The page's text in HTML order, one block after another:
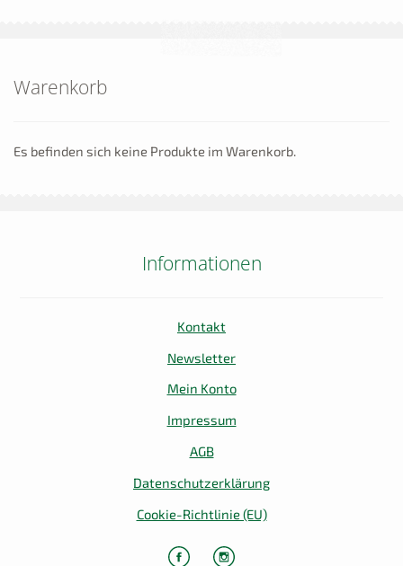
Warenkorb
Es befinden sich keine Produkte im Warenkorb.
Informationen
Kontakt
Newsletter
Mein Konto
Impressum
AGB
Datenschutzerklärung
Cookie-Richtlinie (EU)